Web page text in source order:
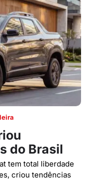
do Brasil
tem total liberdade
criou tendências